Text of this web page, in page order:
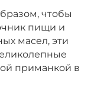
+
чтобы
пищи и
масел, эти
приманкой в